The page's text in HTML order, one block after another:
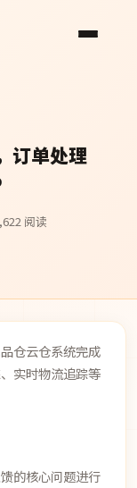
订单处理
阅读
仓云仓系统完成
实时物流追踪等
的核心问题进行